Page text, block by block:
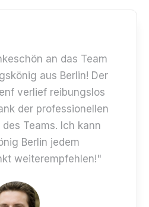
an das Team
aus Berlin! Der
verlief reibungslos
der professionellen
Teams. Ich kann
Berlin jedem
weiterempfehlen!"